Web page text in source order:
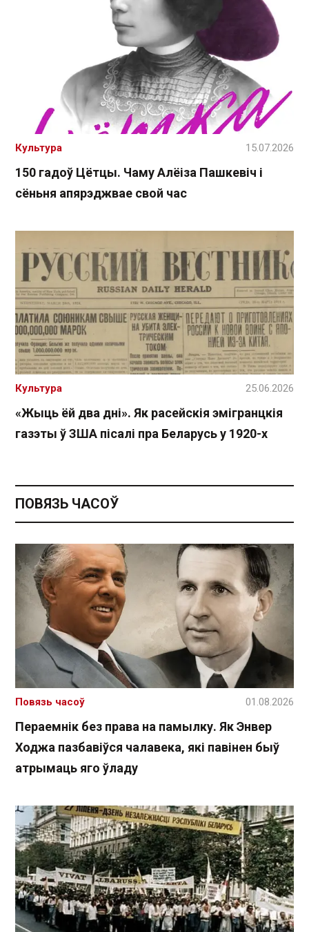
150 гадоў Цётцы. Чаму Алёіза Пашкевіч і
сёньня апярэджвае свой час
Культура 15.07.2026
«Жыць ёй два дні». Як расейскія эмігранцкія
газэты ў ЗША пісалі пра Беларусь у 1920-х
Культура 25.06.2026
ПОВЯЗЬ ЧАСОЎ
Пераемнік без права на памылку. Як Энвер
Ходжа пазбавіўся чалавека, які павінен быў
атрымаць яго ўладу
Повязь часоў 01.08.2026